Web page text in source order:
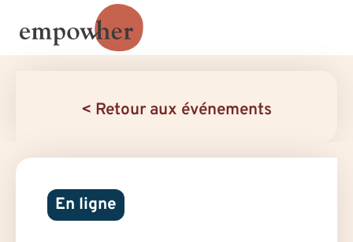
< Retour aux événements
En ligne